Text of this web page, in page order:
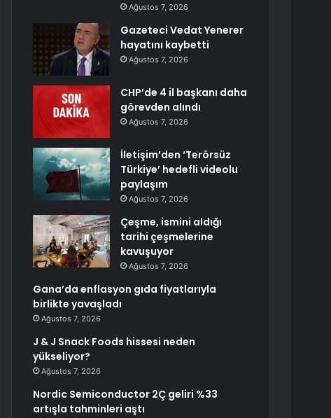
Ağustos 7, 2026
Gazeteci Vedat Yenerer
hayatını kaybetti
Ağustos 7, 2026
CHP’de 4 il başkanı daha
görevden alındı
Ağustos 7, 2026
İletişim’den ‘Terörsüz
Türkiye’ hedefli videolu
paylaşım
Ağustos 7, 2026
Çeşme, ismini aldığı
tarihi çeşmelerine
kavuşuyor
Ağustos 7, 2026
Gana’da enflasyon gıda fiyatlarıyla
birlikte yavaşladı
Ağustos 7, 2026
J & J Snack Foods hissesi neden
yükseliyor?
Ağustos 7, 2026
Nordic Semiconductor 2Ç geliri %33
artışla tahminleri aştı